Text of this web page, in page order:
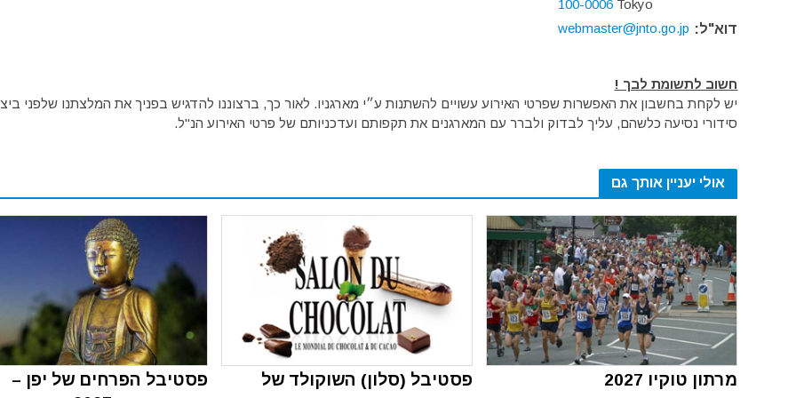
Tokyo
100-0006
דוא"ל: webmaster@jnto.go.jp
חשוב לתשומת לבך !
יש לקחת בחשבון את האפשרות שפרטי האירוע עשויים להשתנות ע״י מארגניו. לאור כך, ברצוננו להדגיש בפניך את המלצתנו שלפני
סידורי נסיעה כלשהם, עליך לבדוק ולברר עם המארגנים את תקפותם ועדכניותם של פרטי האירוע הנ"ל.
אולי יעניין אותך גם
מרתון טוקיו 2027
פסטיבל (סלון) השוקולד של
פסטיבל הפרחים של יפן –